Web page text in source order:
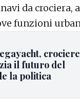
da crociera,
funzioni
il futuro del
la politica